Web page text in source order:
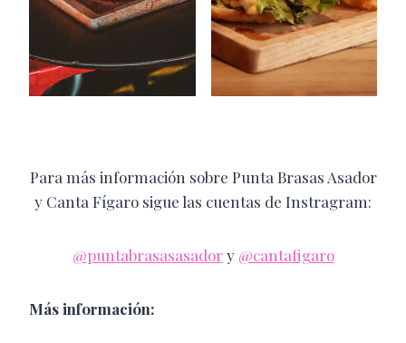
Para más información sobre Punta Brasas Asador
y Canta Fígaro sigue las cuentas de Instragram:
@puntabrasasasadory @cantafigaro
Más información: